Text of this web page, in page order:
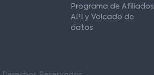
Programa de Afiliados
API y Volcado de
datos